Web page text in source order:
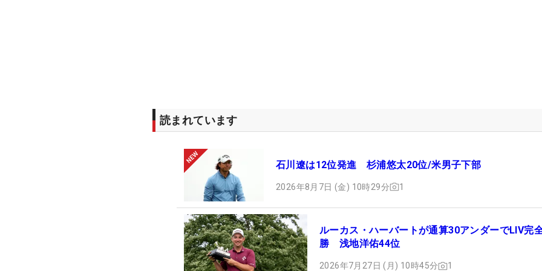
読まれています
石川遼は12位発進 杉浦悠太20位/米男子下部
2026年8月7日 (金) 10時29分 1
ルーカス・ハーバートが通算30アンダーでLIV完
勝 浅地洋佑44位
2026年7月27日 (月) 10時45分 1